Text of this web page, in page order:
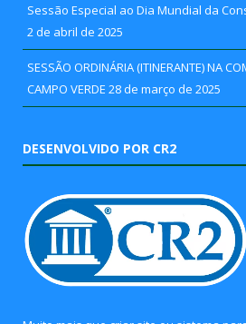
Sessão Especial ao Dia Mundial da
2 de abril de 2025
SESSÃO ORDINÁRIA (ITINERANTE) NA
CAMPO VERDE 28 de março de 2025
DESENVOLVIDO POR CR2